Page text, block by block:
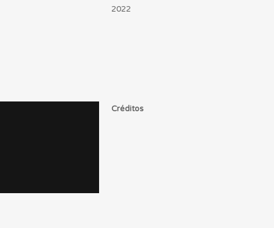
2022
Créditos